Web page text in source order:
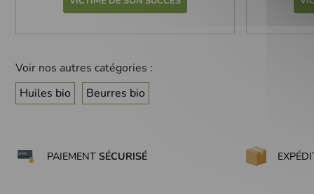
Voir nos autres catégories :
Huiles bio
Beurres bio
PAIEMENT SÉCURISÉ